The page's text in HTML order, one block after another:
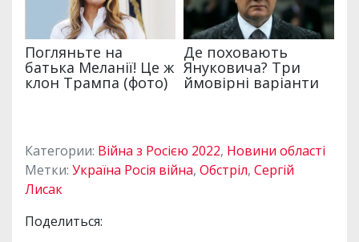
Категории: Війна з Росією 2022, Новини області
Метки: Україна Росія війна, Обстріл, Сергій
Лисак
Поделиться: